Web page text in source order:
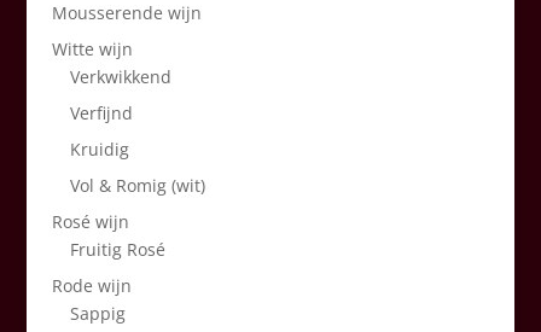
Mousserende wijn
Witte wijn
Verkwikkend
Verfijnd
Kruidig
Vol & Romig (wit)
Rosé wijn
Fruitig Rosé
Rode wijn
Sappig